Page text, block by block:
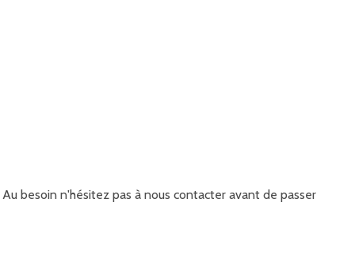
besoin n'hésitez pas à nous contacter avant de passer